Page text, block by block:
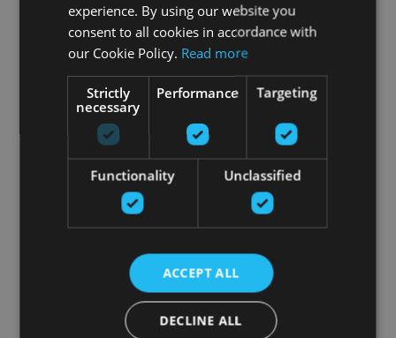
experience. By using our website you
consent to all cookies in accordance with
our Cookie Policy. Read more
Strictly
necessary
Performance Targeting
Functionality Unclassified
ACCEPT ALL
DECLINE ALL